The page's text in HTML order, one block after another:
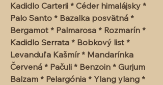
Kadidlo Carterii * Céder himalájsky *
Palo Santo * Bazalka posvätná *
Bergamot * Palmarosa * Rozmarín *
Kadidlo Serrata * Bobkový list *
Levanduľa Kašmír * Mandarínka
Červená * Pačuli * Benzoin * Gurjum
Balzam * Pelargónia * Ylang ylang *